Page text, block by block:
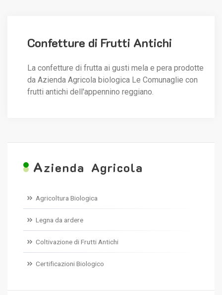
Confetture di Frutti Antichi
La confetture di frutta ai gusti mela e pera prodotte
da Azienda Agricola biologica Le Comunaglie con
frutti antichi dell'appennino reggiano.
Azienda Agricola
Agricoltura Biologica
Legna da ardere
Coltivazione di Frutti Antichi
Certificazioni Biologico